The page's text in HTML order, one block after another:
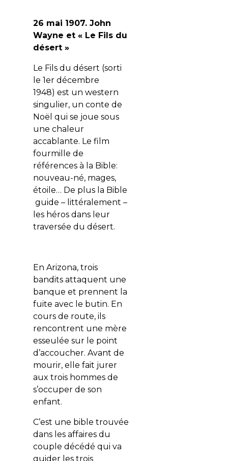
26 mai 1907. John
Wayne et « Le Fils du
désert »
Le Fils du désert (sorti
le 1erdécembre
1948) est un western
singulier, un conte de
Noël qui se joue sous
une chaleur
accablante. Le film
fourmille de
références à la Bible:
nouveau-né, mages,
étoile… De plus la Bible
guide – littéralement –
les héros dans leur
traversée du désert.
En Arizona, trois
bandits attaquent une
banque et prennent la
fuite avec le butin. En
cours de route, ils
rencontrent une mère
esseulée sur le point
d’accoucher. Avant de
mourir, elle fait jurer
aux trois hommes de
s’occuper de son
enfant.
C’est une bible trouvée
dans les affaires du
couple décédé qui va
guider les trois